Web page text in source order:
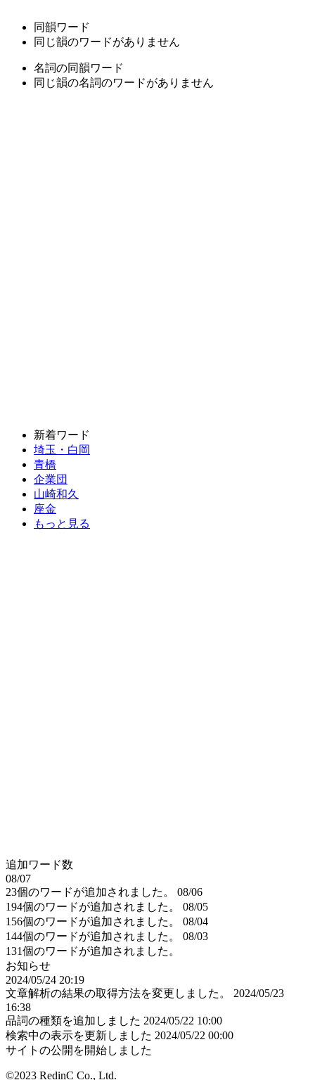
同韻ワード
同じ韻のワードがありません
名詞の同韻ワード
同じ韻の名詞のワードがありません
新着ワード
埼玉・白岡
青橋
企業団
山崎和久
座金
もっと見る
追加ワード数
08/07
23個のワードが追加されました。
08/06
194個のワードが追加されました。
08/05
156個のワードが追加されました。
08/04
144個のワードが追加されました。
08/03
131個のワードが追加されました。
お知らせ
2024/05/24 20:19
文章解析の結果の取得方法を変更しました。
2024/05/23
16:38
品詞の種類を追加しました 2024/05/22 10:00
検索中の表示を更新しました 2024/05/22 00:00
サイトの公開を開始しました
©2023 RedinC Co., Ltd.